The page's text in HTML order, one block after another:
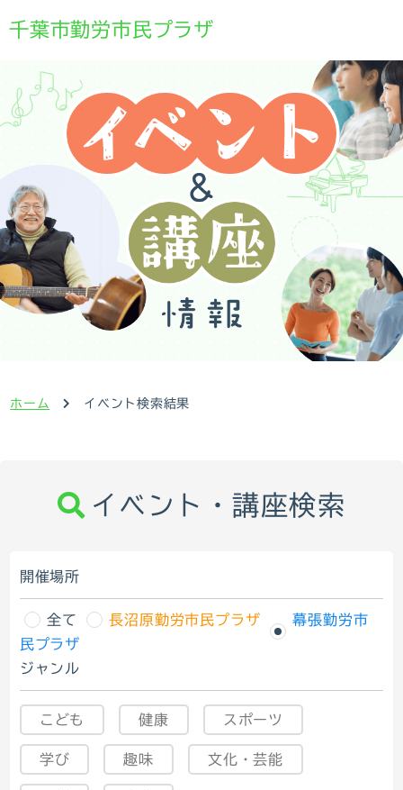
千葉市勤労市民プラザ
ホーム イベント検索結果
イベント・講座検索
開催場所
全て 長沼原勤労市民プラザ
幕張勤労市
民プラザ
ジャンル
こども 健康 スポーツ
学び 趣味 文化・芸能